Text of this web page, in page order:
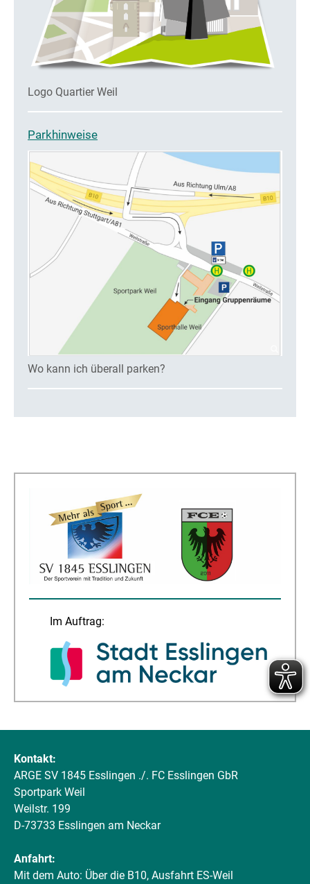
Logo Quartier Weil
Parkhinweise
Wo kann ich überall parken?
Im Auftrag:
Kontakt:
ARGE SV 1845 Esslingen ./. FC Esslingen GbR
Sportpark Weil
Weilstr. 199
D-73733 Esslingen am Neckar
Anfahrt:
Mit dem Auto: Über die B10, Ausfahrt ES-Weil